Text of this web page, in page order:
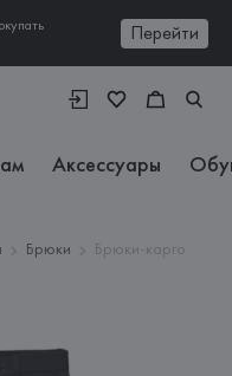
Перейти
Аксессуары
Брюки
Брюки-карго